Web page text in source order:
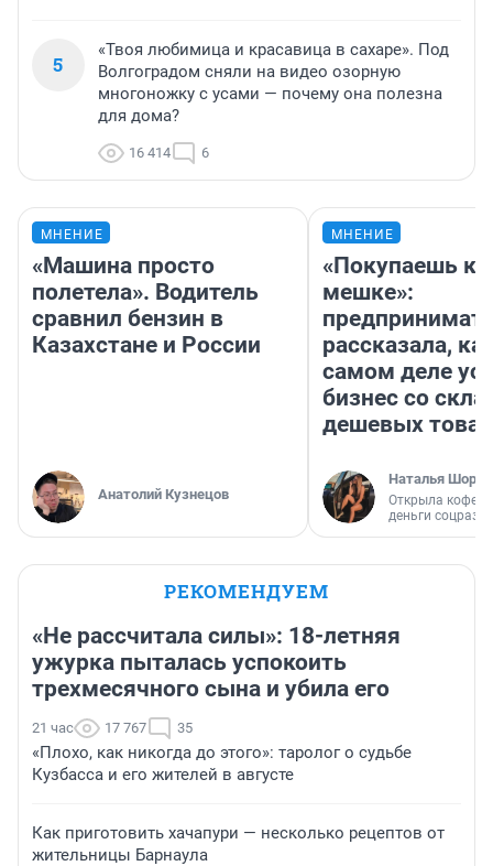
5
«Твоя любимица и красавица в сахаре». Под
Волгоградом сняли на видео озорную
многоножку с усами — почему она полезна
для дома?
16 414 6
МНЕНИЕ
«Машина просто
полетела». Водитель
сравнил бензин в
Казахстане и России
Анатолий Кузнецов
МНЕНИЕ
«Покупаешь
мешке»:
рассказала,
самом деле
бизнес со
дешевых
Наталья
Открыла
деньги
РЕКОМЕНДУЕМ
«Не рассчитала силы»: 18-летняя
ужурка пыталась успокоить
трехмесячного сына и убила его
21 час 17 767 35
«Плохо, как никогда до этого»: таролог о судьбе
Кузбасса и его жителей в августе
Как приготовить хачапури — несколько рецептов от
жительницы Барнаула